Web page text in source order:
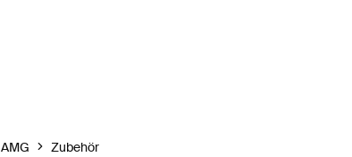
AMG Zubehör